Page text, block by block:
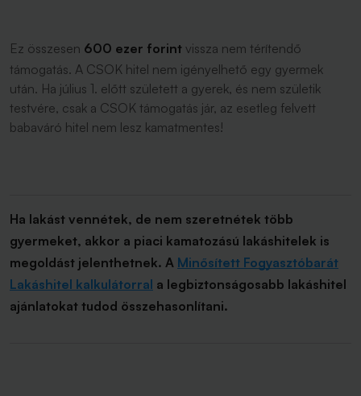
Ez összesen 600 ezer forint vissza nem térítendő
támogatás. A CSOK hitel nem igényelhető egy gyermek
után. Ha július 1. előtt született a gyerek, és nem születik
testvére, csak a CSOK támogatás jár, az esetleg felvett
babaváró hitel nem lesz kamatmentes!
Ha lakást vennétek, de nem szeretnétek több
gyermeket, akkor a piaci kamatozású lakáshitelek is
megoldást jelenthetnek. A Minősített Fogyasztóbarát
Lakáshitel kalkulátorral a legbiztonságosabb lakáshitel
ajánlatokat tudod összehasonlítani.